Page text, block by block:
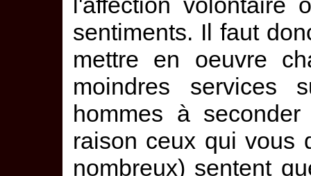
sentiments. Il faut
mettre en oeuvre
moindres services
hommes à
raison ceux qui vous
nombreux) sentent